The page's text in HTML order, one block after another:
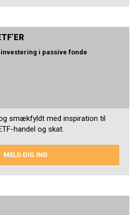
i passive fonde
smækfyldt med inspiration til
handel og skat.
MELD DIG IND